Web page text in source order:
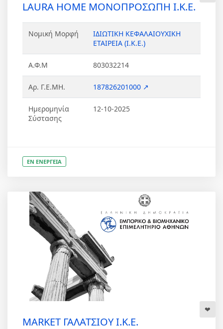
LAURA HOME ΜΟΝΟΠΡΟΣΩΠΗ Ι.Κ.Ε.
Νομική Μορφή
ΙΔΙΩΤΙΚΗ ΚΕΦΑΛΑΙΟΥΧΙΚΗ
ΕΤΑΙΡΕΙΑ (Ι.Κ.Ε.)
Α.Φ.Μ 803032214
Αρ. Γ.Ε.ΜΗ. 187826201000 ↗
Ημερομηνία
Σύστασης
12-10-2025
ΕΝ ΕΝΕΡΓΕΙΑ
MARKET ΓΑΛΑΤΣΙΟΥ Ι.Κ.Ε.